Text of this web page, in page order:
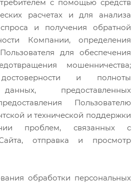
с помощью средств
расчетах и для анализа
спроса и получения обратной
Компании, определения
для обеспечения
мошенничества;
и полноты
предоставленных
Пользователю
и технической поддержки
проблем, связанных с
отправка и просмотр
обработки персональных